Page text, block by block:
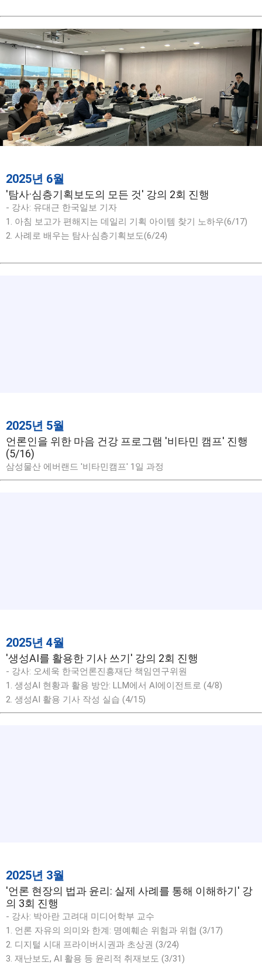
2025년 6월
'탐사·심층기획보도의 모든 것' 강의 2회 진행
- 강사: 유대근 한국일보 기자
1. 아침 보고가 편해지는 데일리 기획 아이템 찾기 노하우(6/17)
2. 사례로 배우는 탐사·심층기획보도(6/24)
2025년 5월
언론인을 위한 마음 건강 프로그램 '비타민 캠프' 진행
(5/16)
삼성물산 에버랜드 '비타민캠프' 1일 과정
2025년 4월
'생성AI를 활용한 기사 쓰기' 강의 2회 진행
- 강사: 오세욱 한국언론진흥재단 책임연구위원
1. 생성AI 현황과 활용 방안: LLM에서 AI에이전트로 (4/8)
2. 생성AI 활용 기사 작성 실습 (4/15)
2025년 3월
'언론 현장의 법과 윤리: 실제 사례를 통해 이해하기' 강
의 3회 진행
- 강사: 박아란 고려대 미디어학부 교수
1. 언론 자유의 의미와 한계: 명예훼손 위험과 위협 (3/17)
2. 디지털 시대 프라이버시권과 초상권 (3/24)
3. 재난보도, AI 활용 등 윤리적 취재보도 (3/31)